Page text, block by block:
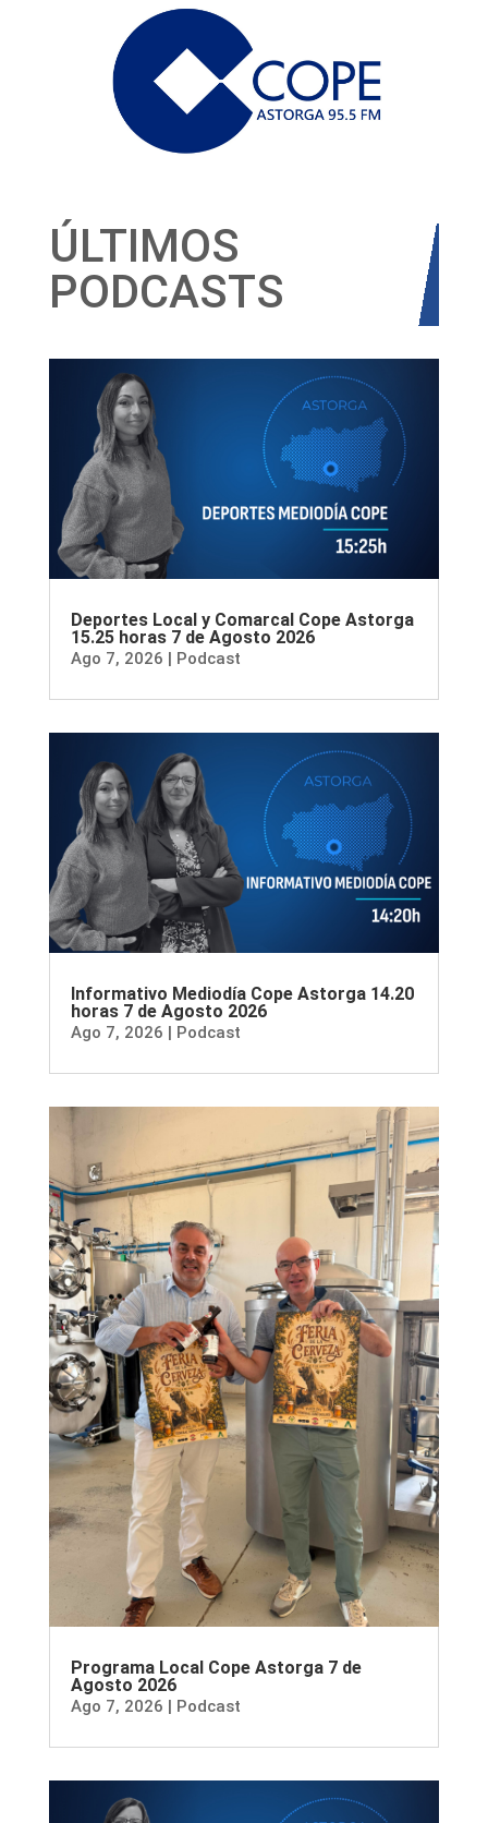
ÚLTIMOS
PODCASTS
Deportes Local y Comarcal Cope Astorga
15.25 horas 7 de Agosto 2026
Ago 7, 2026 | Podcast
Informativo Mediodía Cope Astorga 14.20
horas 7 de Agosto 2026
Ago 7, 2026 | Podcast
Programa Local Cope Astorga 7 de
Agosto 2026
Ago 7, 2026 Podcast